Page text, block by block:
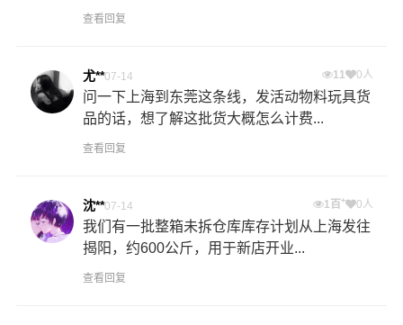
查看回复
尤**07-14 11 0人
问一下上海到东莞这条线，发活动物料玩具货
品的话，想了解这批货大概怎么计费...
查看回复
沈**07-14 1百+ 0人
我们有一批整箱未拆仓库库存计划从上海发往
揭阳，约600公斤，用于新店开业...
查看回复